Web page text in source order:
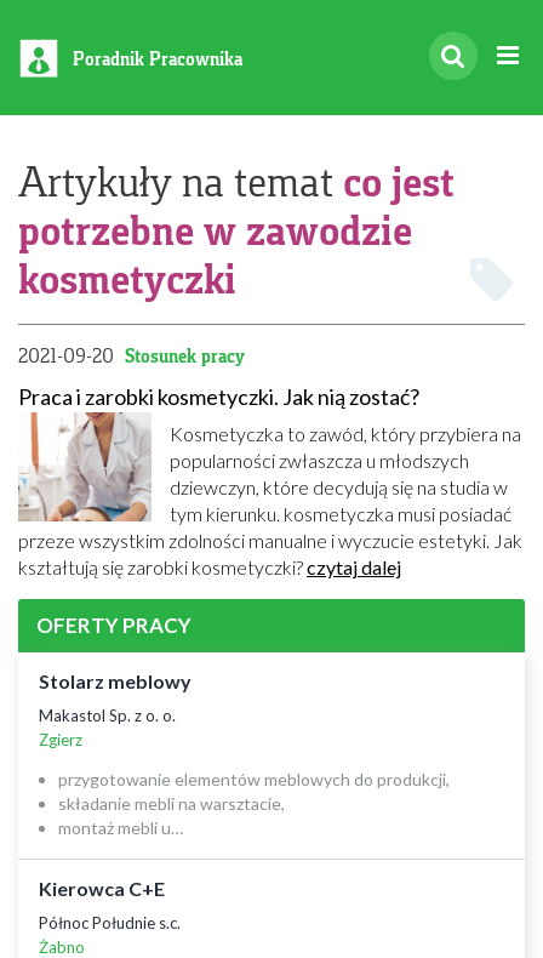
Poradnik Pracownika
Artykuły na temat co jest
potrzebne w zawodzie
kosmetyczki
2021-09-20 Stosunek pracy
Praca i zarobki kosmetyczki. Jak nią zostać?
Kosmetyczka to zawód, który przybiera na
popularności zwłaszcza u młodszych
dziewczyn, które decydują się na studia w
tym kierunku. kosmetyczka musi posiadać
przeze wszystkim zdolności manualne i wyczucie estetyki. Jak
kształtują się zarobki kosmetyczki?czytaj dalej
OFERTY PRACY
Stolarz meblowy
Makastol Sp. z o. o.
Zgierz
przygotowanie elementów meblowych do produkcji,
składanie mebli na warsztacie,
montaż mebli u…
Kierowca C+E
Północ Południe s.c.
Żabno